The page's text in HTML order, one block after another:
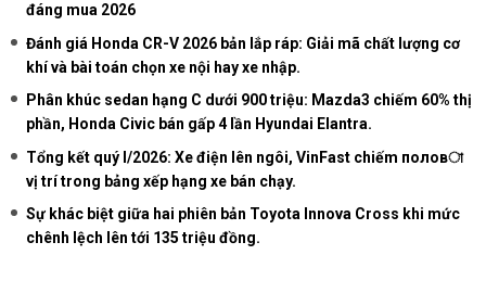
đáng mua 2026
Đánh giá Honda CR-V 2026 bản lắp ráp: Giải mã chất lượng cơ
khí và bài toán chọn xe nội hay xe nhập.
Phân khúc sedan hạng C dưới 900 triệu: Mazda3 chiếm 60% thị
phần, Honda Civic bán gấp 4 lần Hyundai Elantra.
Tổng kết quý I/2026: Xe điện lên ngôi, VinFast chiếm половা
vị trí trong bảng xếp hạng xe bán chạy.
Sự khác biệt giữa hai phiên bản Toyota Innova Cross khi mức
chênh lệch lên tới 135 triệu đồng.